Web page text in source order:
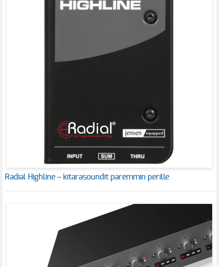
Radial Highline – kitarasoundit paremmin perille